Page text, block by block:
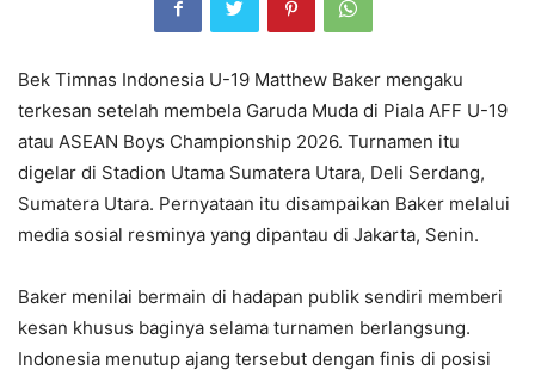
Bek Timnas Indonesia U-19 Matthew Baker mengaku
terkesan setelah membela Garuda Muda di Piala AFF U-19
atau ASEAN Boys Championship 2026. Turnamen itu
digelar di Stadion Utama Sumatera Utara, Deli Serdang,
Sumatera Utara. Pernyataan itu disampaikan Baker melalui
media sosial resminya yang dipantau di Jakarta, Senin.
Baker menilai bermain di hadapan publik sendiri memberi
kesan khusus baginya selama turnamen berlangsung.
Indonesia menutup ajang tersebut dengan finis di posisi